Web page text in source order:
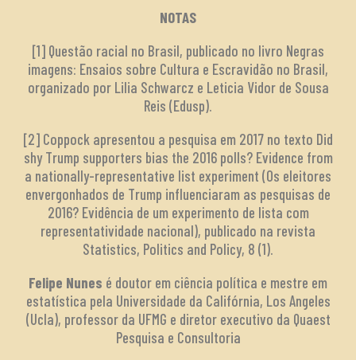
NOTAS
[1] Questão racial no Brasil, publicado no livro Negras
imagens: Ensaios sobre Cultura e Escravidão no Brasil,
organizado por Lilia Schwarcz e Leticia Vidor de Sousa
Reis (Edusp).
[2] Coppock apresentou a pesquisa em 2017 no texto Did
shy Trump supporters bias the 2016 polls? Evidence from
a nationally-representative list experiment (Os eleitores
envergonhados de Trump influenciaram as pesquisas de
2016? Evidência de um experimento de lista com
representatividade nacional), publicado na revista
Statistics, Politics and Policy, 8 (1).
Felipe Nunes é doutor em ciência política e mestre em
estatística pela Universidade da Califórnia, Los Angeles
(Ucla), professor da UFMG e diretor executivo da Quaest
Pesquisa e Consultoria